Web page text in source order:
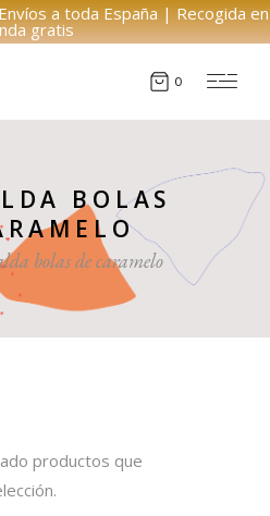
a toda España | Recogida en
gratis
0
BOLAS
bolas de caramelo
productos que